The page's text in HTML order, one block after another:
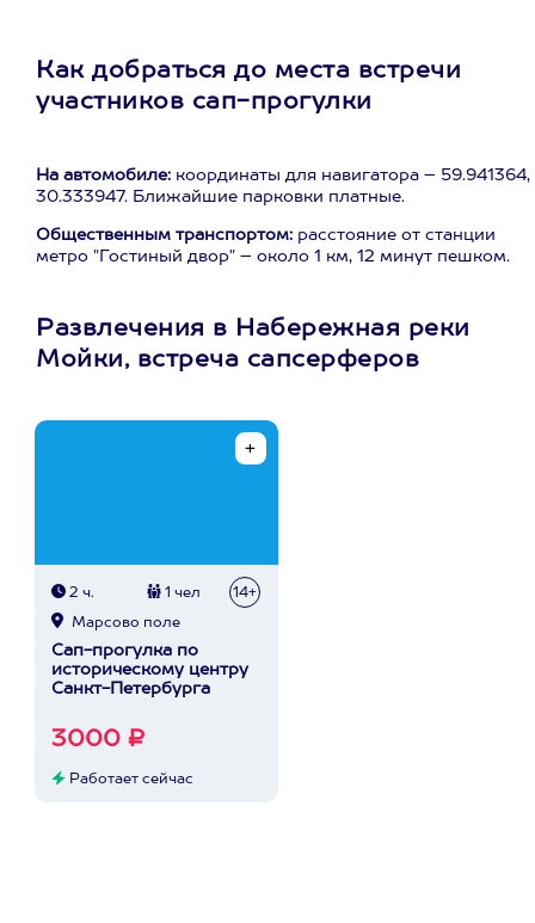
Как добраться до места встречи
участников сап-прогулки
На автомобиле: координаты для навигатора – 59.941364,
30.333947. Ближайшие парковки платные.
Общественным транспортом: расстояние от станции
метро "Гостиный двор" – около 1 км, 12 минут пешком.
Развлечения в Набережная реки
Мойки, встреча сапсерферов
2 ч. 1 чел 14+
Марсово поле
Сап-прогулка по
историческому центру
Санкт-Петербурга
3000 ₽
Работает сейчас